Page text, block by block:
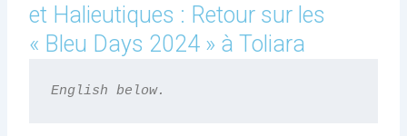
et Halieutiques : Retour sur les
« Bleu Days 2024 » à Toliara
English below.